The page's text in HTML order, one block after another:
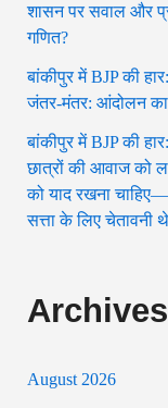
शासन पर सवाल और
गणित?
बांकीपुर में BJP की
जंतर-मंतर: आंदोलन का
बांकीपुर में BJP की
छात्रों की आवाज को
को याद रखना
सत्ता के लिए चेतावनी
Archives
August 2026